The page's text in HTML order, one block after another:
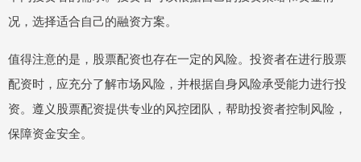
况，选择适合自己的融资方案。
值得注意的是，股票配资也存在一定的风险。投资者在进行股票
配资时，应充分了解市场风险，并根据自身风险承受能力进行投
资。遵义股票配资提供专业的风控团队，帮助投资者控制风险，
保障资金安全。